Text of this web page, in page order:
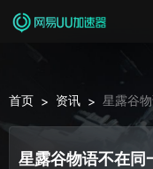
首页 > 资讯 > 星露谷
网联机教
星露谷物语不在